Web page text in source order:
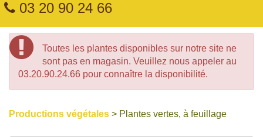
03 20 90 24 66
Toutes les plantes disponibles sur notre site ne
sont pas en magasin. Veuillez nous appeler au
03.20.90.24.66 pour connaître la disponibilité.
Productions végétales > Plantes vertes, à feuillage